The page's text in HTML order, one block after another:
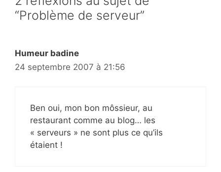
“Problème de serveur”
Humeur badine
24 septembre 2007 à 21:56
Ben oui, mon bon môssieur, au
restaurant comme au blog… les
« serveurs » ne sont plus ce qu’ils
étaient !